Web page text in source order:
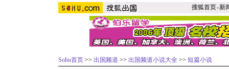
搜狐首页-新
Sohu首页 >> 出国频道 >> 出国频道小说大全 >> 短篇小说